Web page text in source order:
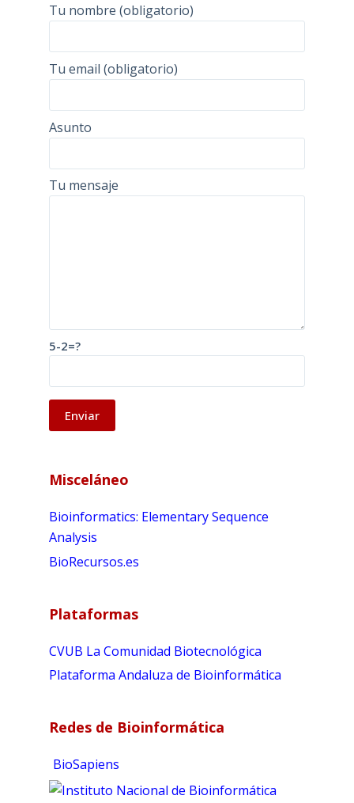
Tu nombre (obligatorio)
Tu email (obligatorio)
Asunto
Tu mensaje
5-2=?
t
r
n
a
v
:
Misceláneo
Bioinformatics: Elementary Sequence
Analysis
BioRecursos.es
Plataformas
CVUB La Comunidad Biotecnológica
Plataforma Andaluza de Bioinformática
Redes de Bioinformática
BioSapiens